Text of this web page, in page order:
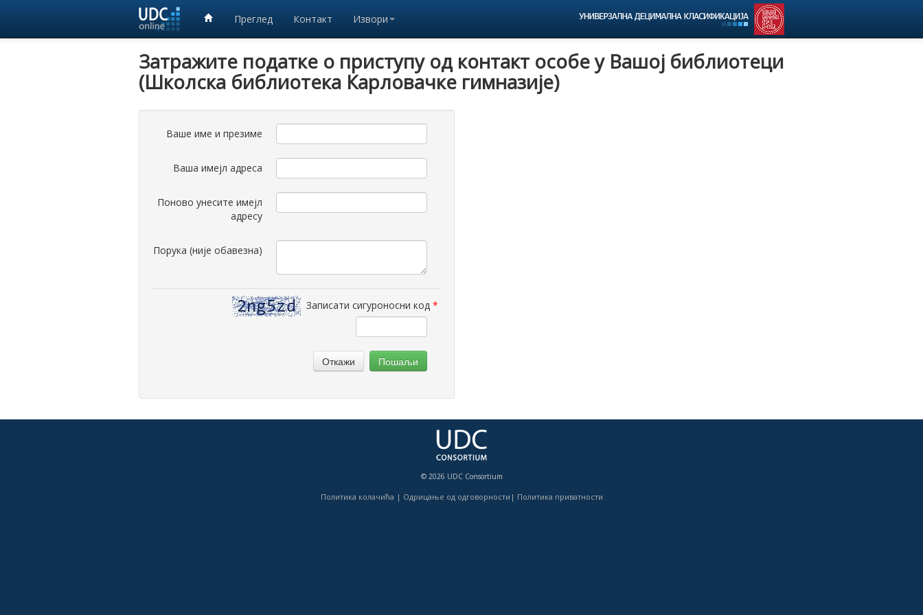
Преглед Контакт Извори
Затражите податке о приступу од контакт особе y Вашој библиотеци
(Школска библиотека Карловачке гимназије)
Ваше име и презиме
Ваша имејл адреса
Поново унесите имејл
адресу
Порука (није обавезна)
Записати сигуроносни код *
Откажи Пошаљи
© 2026 UDC Consortium
Политика колачића | Одрицање од одговорности | Политика приватности